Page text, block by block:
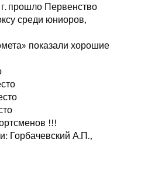
прошло Первенство
среди юниоров,
показали хорошие
!!!
Горбачевский А.П.,